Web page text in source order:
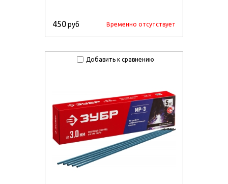
450руб Временно отсутствует
Добавить к сравнению